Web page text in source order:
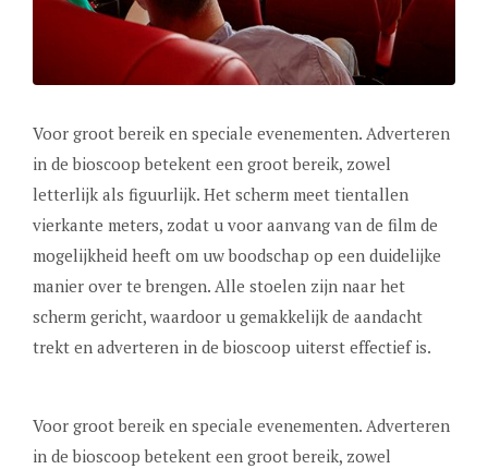
Voor groot bereik en speciale evenementen. Adverteren
in de bioscoop betekent een groot bereik, zowel
letterlijk als figuurlijk. Het scherm meet tientallen
vierkante meters, zodat u voor aanvang van de film de
mogelijkheid heeft om uw boodschap op een duidelijke
manier over te brengen. Alle stoelen zijn naar het
scherm gericht, waardoor u gemakkelijk de aandacht
trekt en adverteren in de bioscoop uiterst effectief is.
Voor groot bereik en speciale evenementen. Adverteren
in de bioscoop betekent een groot bereik, zowel